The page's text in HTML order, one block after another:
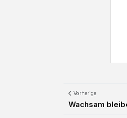
Vorherige
Wachsam